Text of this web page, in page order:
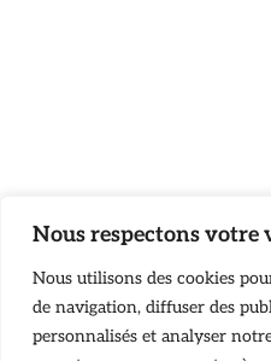
Nous respectons votre
Nous utilisons des cookies
de navigation, diffuser des
personnalisés et analyser